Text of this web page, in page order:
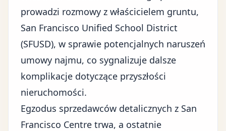
prowadzi rozmowy z właścicielem gruntu,
San Francisco Unified School District
(SFUSD), w sprawie potencjalnych naruszeń
umowy najmu, co sygnalizuje dalsze
komplikacje dotyczące przyszłości
nieruchomości.
Egzodus sprzedawców detalicznych z San
Francisco Centre trwa, a ostatnie